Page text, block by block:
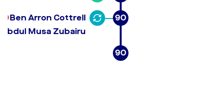
90
Ben Arron Cottrell
Abdul Musa Zubairu
90